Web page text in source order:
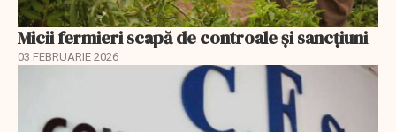
Micii fermieri scapă de controale și sancțiuni
03 FEBRUARIE 2026